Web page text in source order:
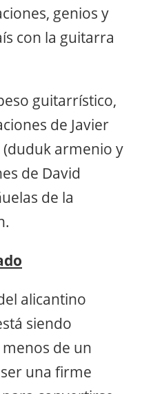
genios y
con la guitarra
guitarrístico,
de Javier
armenio y
de David
de la
alicantino
siendo
de un
una firme